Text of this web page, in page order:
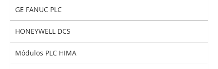
GE FANUC PLC
HONEYWELL DCS
Módulos PLC HIMA